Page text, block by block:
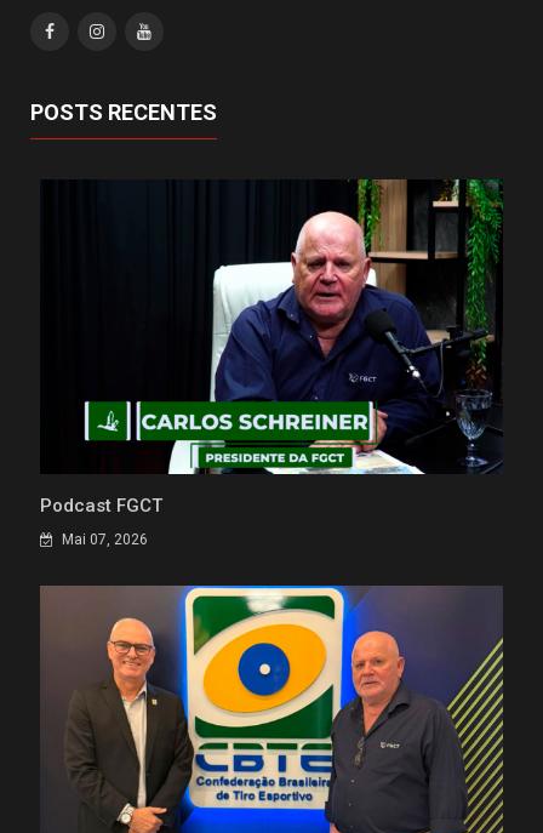
POSTS RECENTES
Podcast FGCT
Mai 07, 2026